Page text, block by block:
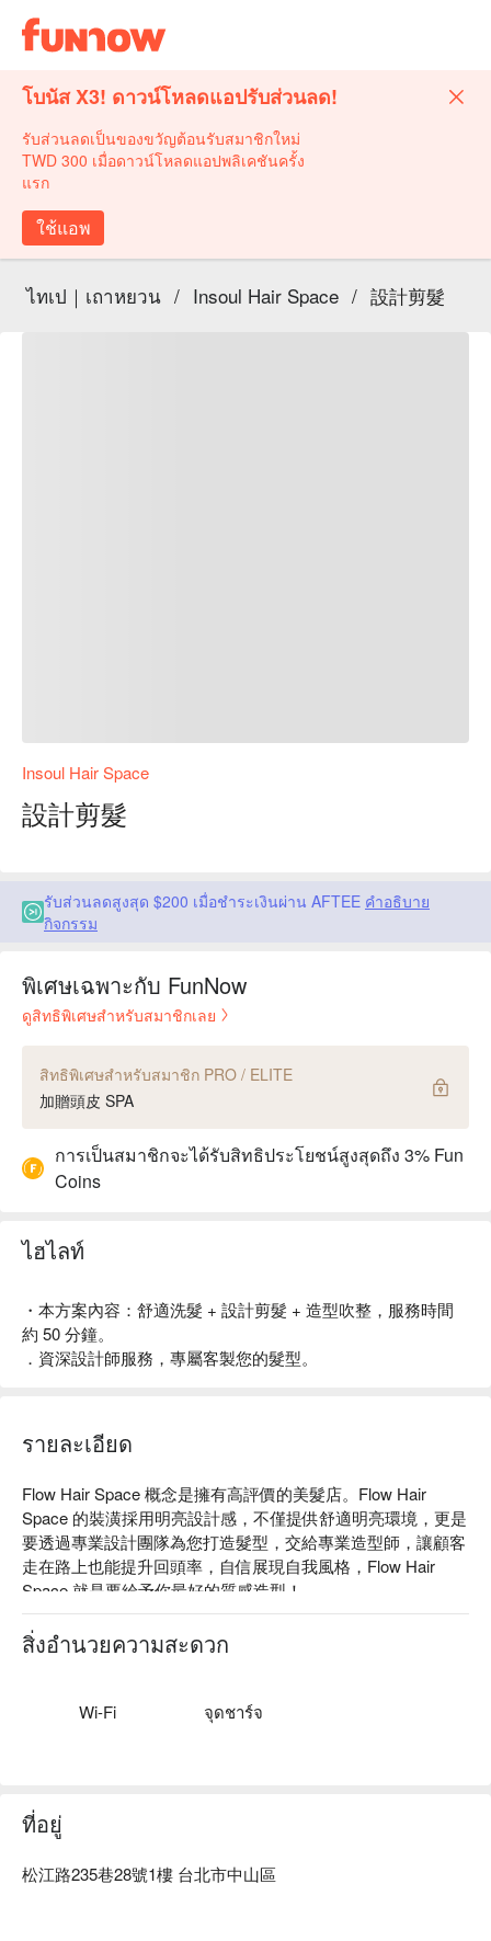
โบนัส X3! ดาวน์โหลดแอปรับส่วนลด!
รับส่วนลดเป็นของขวัญต้อนรับสมาชิกใหม่
TWD 300 เมื่อดาวน์โหลดแอปพลิเคชันครั้ง
แรก
ใช้แอพ
ไทเป｜เถาหยวน / Insoul Hair Space / 設計剪髮
Insoul Hair Space
設計剪髮
รับส่วนลดสูงสุด $200 เมื่อชำระเงินผ่าน AFTEE คำอธิบาย
กิจกรรม
พิเศษเฉพาะกับ FunNow
ดูสิทธิพิเศษสำหรับสมาชิกเลย
สิทธิพิเศษสำหรับสมาชิก PRO / ELITE
加贈頭皮 SPA
การเป็นสมาชิกจะได้รับสิทธิประโยชน์สูงสุดถึง 3% Fun
Coins
ไฮไลท์
・本方案內容：舒適洗髮 + 設計剪髮 + 造型吹整，服務時間
約 50 分鐘。
．資深設計師服務，專屬客製您的髮型。
รายละเอียด
Flow Hair Space 概念是擁有高評價的美髮店。Flow Hair
Space 的裝潢採用明亮設計感，不僅提供舒適明亮環境，更是
要透過專業設計團隊為您打造髮型，交給專業造型師，讓顧客
走在路上也能提升回頭率，自信展現自我風格，Flow Hair
Space 就是要給予你最好的質感造型！
Flow Hair Space 評價：Google 4.9 星
Flow Hair Space 服務：鉑金奈米霧化深層護髮、韓式質感燙
特個人風格。
看 ⬇︎
สิ่งอำนวยความสะดวก
Wi-Fi จุดชาร์จ
ที่อยู่
松江路235巷28號1樓 台北市中山區